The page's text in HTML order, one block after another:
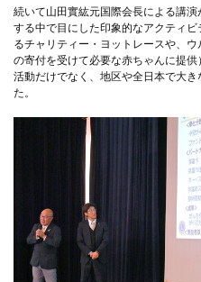
続いて山田實紘元国際会長による講
する中で目にした印象的なアクティ
るチャリティー・ヨットレースや、
の寄付を受けて必要な赤ちゃんに提
活動だけでなく、地区や全日本で大
た。